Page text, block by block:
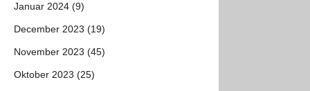
Januar 2024 (9)
December 2023 (19)
November 2023 (45)
Oktober 2023 (25)